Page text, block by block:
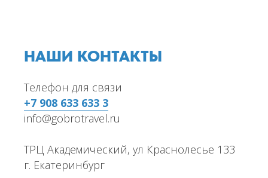
НАШИ КОНТАКТЫ
Телефон для связи
+7 908 633 633 3
info@gobrotravel.ru
ТРЦ Академический, ул Краснолесье 133
г. Екатеринбург